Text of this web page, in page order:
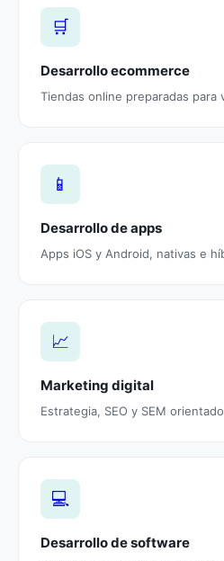
🛒
Desarrollo ecommerce
Tiendas online preparadas para
📱
Desarrollo de apps
Apps iOS y Android, nativas e
📈
Marketing digital
Estrategia, SEO y SEM
💻
Desarrollo de software